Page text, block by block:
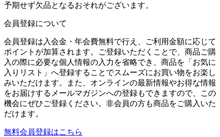
予期せず欠品となるおそれがございます。
会員登録について
会員登録は入会金・年会費無料で行え、ご利用金額に応じて
ポイントが加算されます。ご登録いただくことで、商品ご購
入の際に必要な個人情報の入力を省略でき、商品を「お気に
入りリスト」へ登録することでスムーズにお買い物をお楽し
みいただけます。また、オンラインの最新情報やお得な情報
をお届けするメールマガジンへの登録もできますので、この
機会にぜひご登録ください。非会員の方も商品をご購入いた
だけます。
無料会員登録はこちら